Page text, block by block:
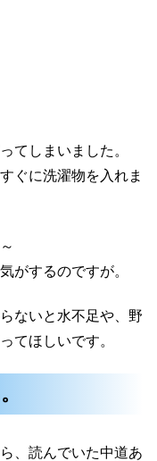
てしまいました。
ぐに洗濯物を入れま
がするのですが。
ないと水不足や、野
てほしいです。
、読んでいた中道あ